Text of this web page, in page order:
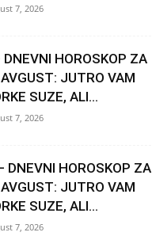
7, 2026
HOROSKOP ZA
JUTRO VAM
SUZE, ALI...
7, 2026
DNEVNI HOROSKOP ZA
JUTRO VAM
SUZE, ALI...
7, 2026